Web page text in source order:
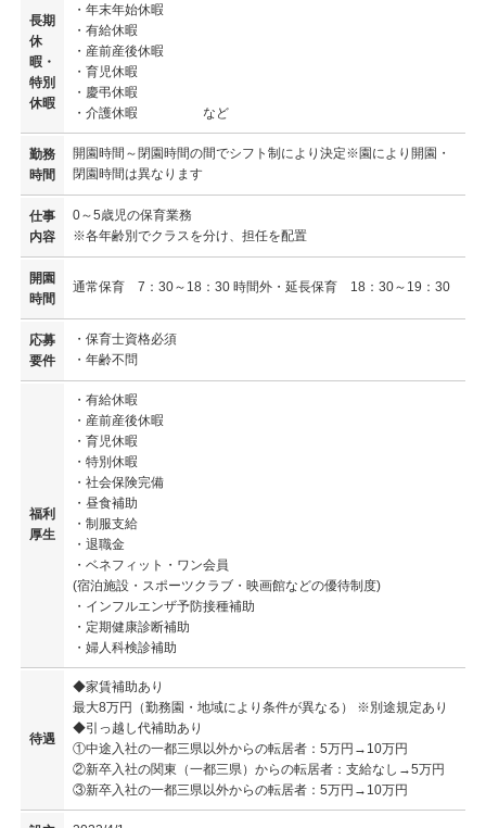
長期
休
暇・
特別
休暇
・年末年始休暇
・有給休暇
・産前産後休暇
・育児休暇
・慶弔休暇
・介護休暇 など
勤務
時間
開園時間～閉園時間の間でシフト制により決定※園により開園・
閉園時間は異なります
仕事
内容
0～5歳児の保育業務
※各年齢別でクラスを分け、担任を配置
開園
時間
通常保育 7：30～18：30 時間外・延長保育 18：30～19：30
応募
要件
・保育士資格必須
・年齢不問
福利
厚生
・有給休暇
・産前産後休暇
・育児休暇
・特別休暇
・社会保険完備
・昼食補助
・制服支給
・退職金
・ベネフィット・ワン会員
(宿泊施設・スポーツクラブ・映画館などの優待制度)
・インフルエンザ予防接種補助
・定期健康診断補助
・婦人科検診補助
待遇
◆家賃補助あり
最大8万円（勤務園・地域により条件が異なる） ※別途規定あり
◆引っ越し代補助あり
①中途入社の一都三県以外からの転居者：5万円→10万円
②新卒入社の関東（一都三県）からの転居者：支給なし→5万円
③新卒入社の一都三県以外からの転居者：5万円→10万円